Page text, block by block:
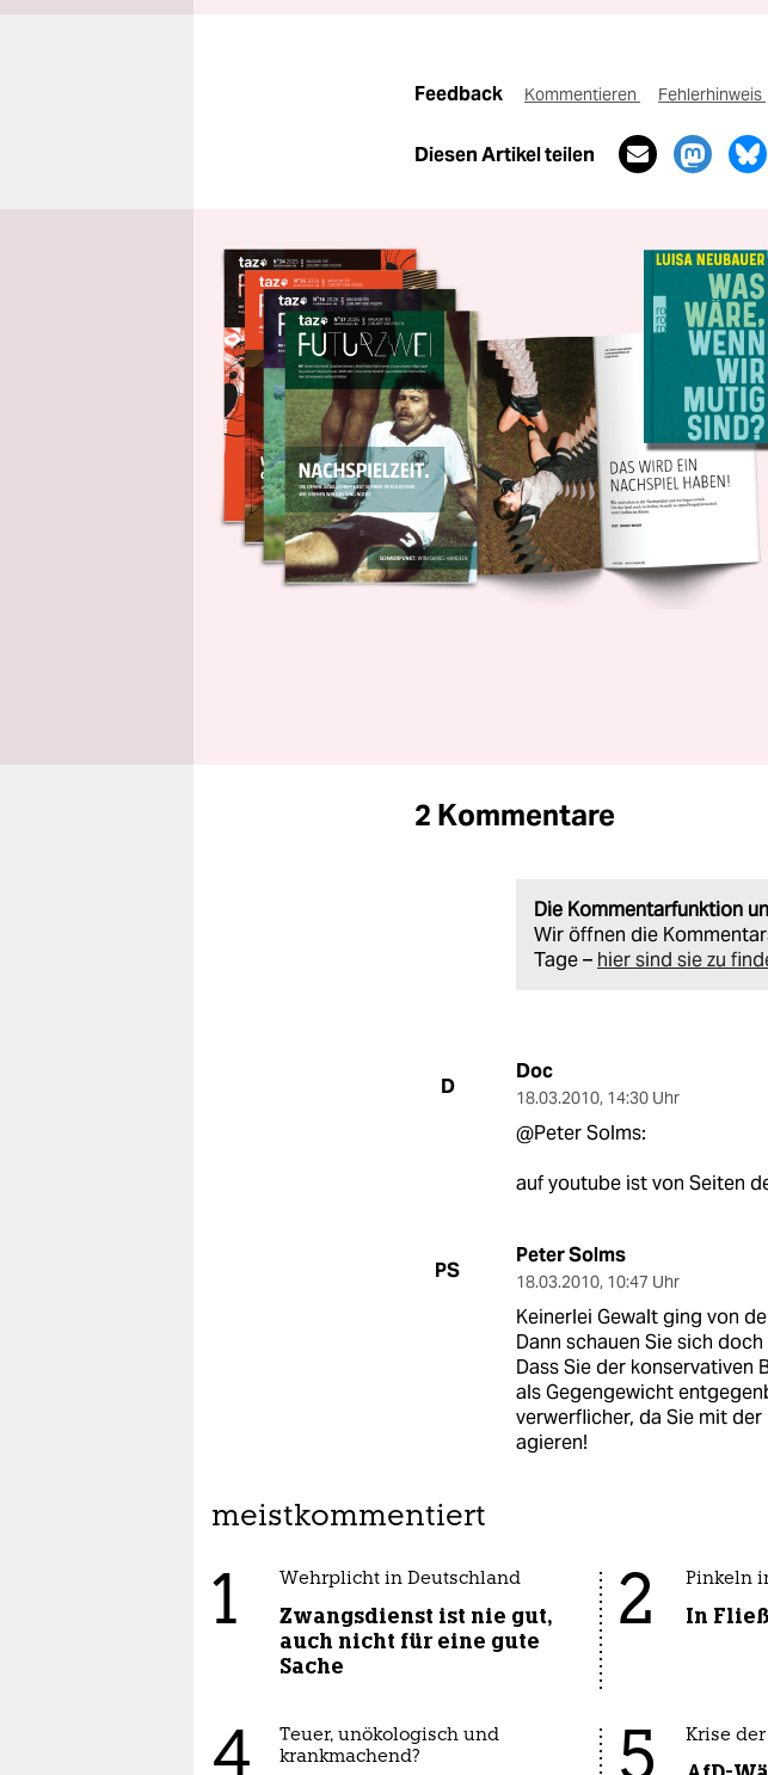
Feedback Kommentieren Fehlerhinweis
Diesen Artikel teilen
2 Kommentare
Die Kommentarfunktion
Wir öffnen die
Tage – hier sind sie zu
D
Doc
18.03.2010, 14:30 Uhr
@Peter Solms:
auf youtube ist von Seiten
PS
Peter Solms
18.03.2010, 10:47 Uhr
Keinerlei Gewalt ging von
Dann schauen Sie sich
Dass Sie der konservativen
als Gegengewicht
verwerflicher, da Sie mit
agieren!
meistkommentiert
1 Wehrplicht in Deutschland
Zwangsdienst ist nie gut,
auch nicht für eine gute
Sache
2 Pinkeln
In
Teuer, unökologisch und
krankmachend?
Krise